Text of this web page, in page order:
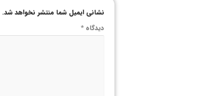
نشانی ایمیل شما منتشر نخواهد شد.
دیدگاه*